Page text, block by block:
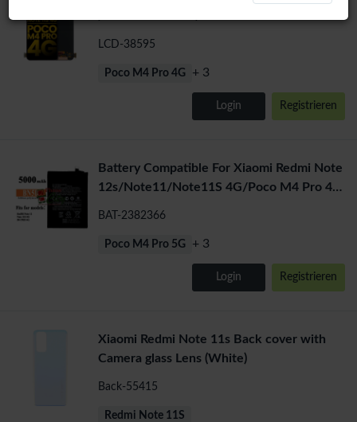
LCD-38595
Poco M4 Pro 4G + 3
Login Registrieren
Battery Compatible For Xiaomi Redmi Note
12s/Note11/Note11S 4G/Poco M4 Pro 4G
BAT-2382366
Poco M4 Pro 5G + 3
Login Registrieren
Xiaomi Redmi Note 11s Back cover with
Camera glass Lens (White)
Back-55415
Redmi Note 11S